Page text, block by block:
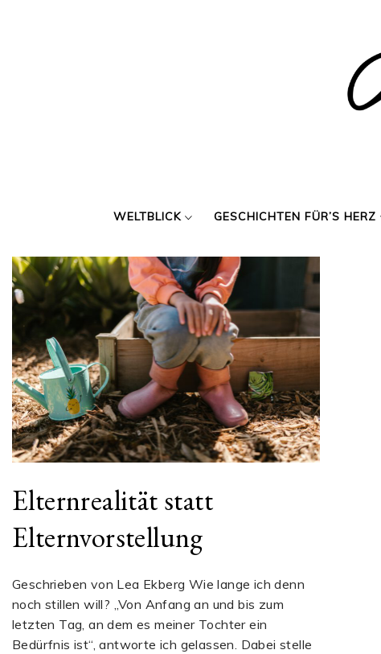
WELTBLICK GESCHICHTEN FÜR’S HERZ
Elternrealität statt
Elternvorstellung
Geschrieben von Lea Ekberg Wie lange ich denn
noch stillen will? „Von Anfang an und bis zum
letzten Tag, an dem es meiner Tochter ein
Bedürfnis ist“, antworte ich gelassen. Dabei stelle